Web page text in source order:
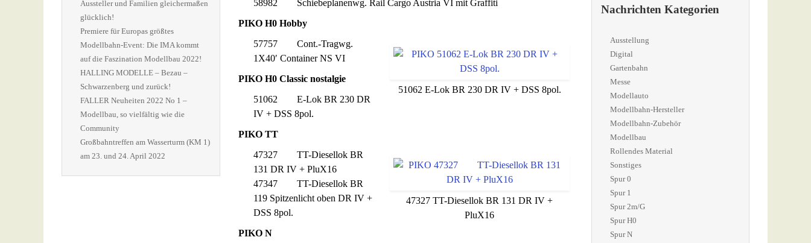
Aussteller und Familien gleichermaßen
glücklich!
Premiere für Europas größtes
Modellbahn-Event: Die IMA kommt
auf die Faszination Modellbau 2022!
HALLING MODELLE – Bezau –
Schwarzenberg und zurück!
FALLER Neuheiten 2022 No 1 –
Modellbau, so vielfältig wie die
Community
Großbahntreffen am Wasserturm (KM 1)
am 23. und 24. April 2022
58982 Schiebeplanenwg. Rail Cargo Austria VI mit Graffiti
PIKO H0 Hobby
51062 E-Lok BR 230 DR IV + DSS 8pol.
57757 Cont.-Tragwg.
1X40′ Container NS VI
PIKO H0 Classic nostalgie
51062 E-Lok BR 230 DR
IV + DSS 8pol.
PIKO TT
47327 TT-Diesellok BR 131 DR IV +
PluX16
47327 TT-Diesellok BR
131 DR IV + PluX16
47347 TT-Diesellok BR
119 Spitzenlicht oben DR IV +
DSS 8pol.
PIKO N
Nachrichten Kategorien
Ausstellung
Digital
Gartenbahn
Messe
Modellauto
Modellbahn-Hersteller
Modellbahn-Zubehör
Modellbau
Rollendes Material
Sonstiges
Spur 0
Spur 1
Spur 2m/G
Spur H0
Spur N